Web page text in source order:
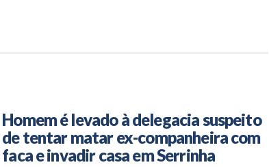
Homem é levado à delegacia suspeito
de tentar matar ex-companheira com
faca e invadir casa em Serrinha